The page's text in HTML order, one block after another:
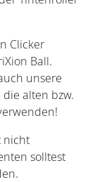
Clicker
Ball.
unsere
alten bzw.
nicht
solltest